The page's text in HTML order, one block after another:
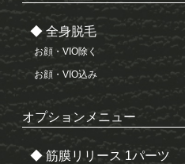
◆ 全身脱毛
お顔・VIO除く
お顔・VIO込み
オプションメニュー
◆ 筋膜リリース 1パーツ